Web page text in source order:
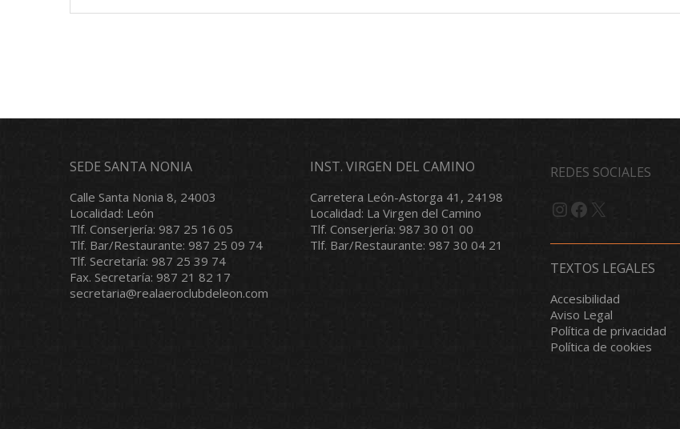
SEDE SANTA NONIA
Calle Santa Nonia 8, 24003
Localidad: León
Tlf. Conserjería: 987 25 16 05
Tlf. Bar/Restaurante: 987 25 09 74
Tlf. Secretaría: 987 25 39 74
Fax. Secretaría: 987 21 82 17
secretaria@realaeroclubdeleon.com
INST. VIRGEN DEL CAMINO
Carretera León-Astorga 41, 24198
Localidad: La Virgen del Camino
Tlf. Conserjería: 987 30 01 00
Tlf. Bar/Restaurante: 987 30 04 21
REDES SOCIALES
Instagram
Facebook
X
TEXTOS LEGALES
Accesibilidad
Aviso Legal
Política de privacidad
Política de cookies